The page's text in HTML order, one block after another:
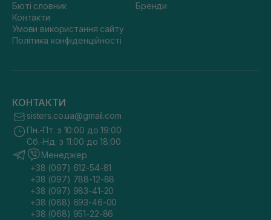
Бюті словник
Контакти
Умови використання сайту
Політика конфіденційності
Бренди
КОНТАКТИ
sisters.co.ua@gmail.com
Пн.-Пт. з 10:00 до 19:00
Сб.-Нд. з 11:00 до 18:00
Менеджер
+38 (097) 612-54-81
+38 (097) 788-12-88
+38 (097) 983-41-20
+38 (068) 693-46-00
+38 (068) 951-22-86